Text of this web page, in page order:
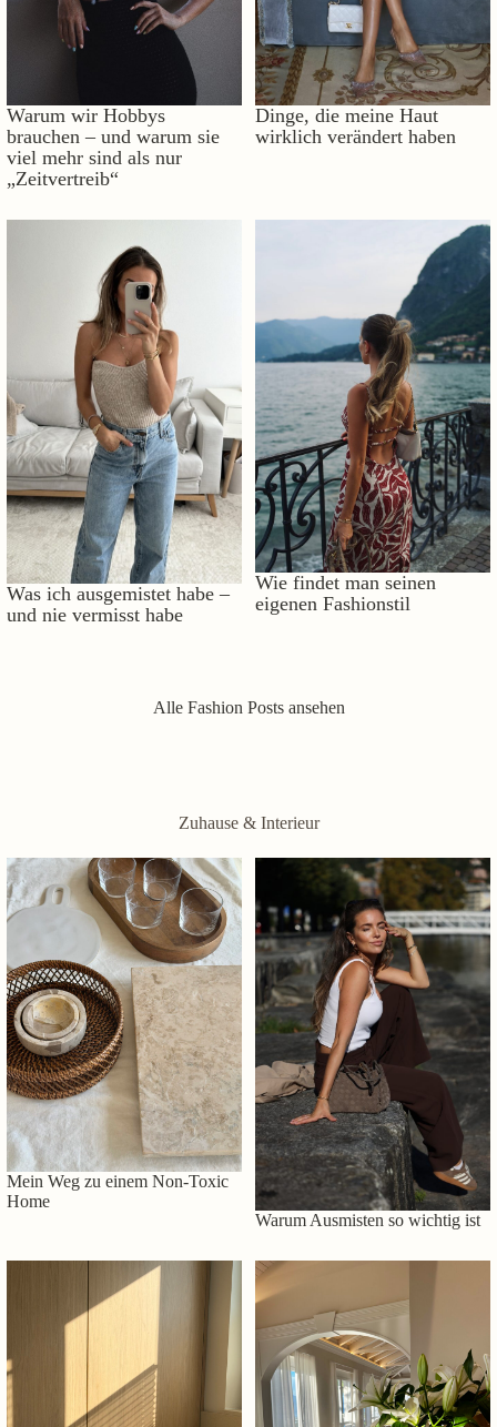
Warum wir Hobbys
brauchen – und warum sie
viel mehr sind als nur
„Zeitvertreib“
Dinge, die meine Haut
wirklich verändert haben
Was ich ausgemistet habe –
und nie vermisst habe
Wie findet man seinen
eigenen Fashionstil
Alle Fashion Posts ansehen
Zuhause & Interieur
Mein Weg zu einem Non-Toxic
Home
Warum Ausmisten so wichtig ist